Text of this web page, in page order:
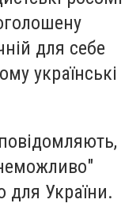
для себе
українські
для України.